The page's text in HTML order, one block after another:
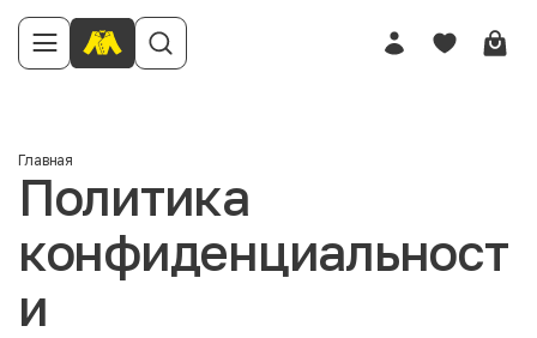
Главная
Политика
конфиденциальност
и